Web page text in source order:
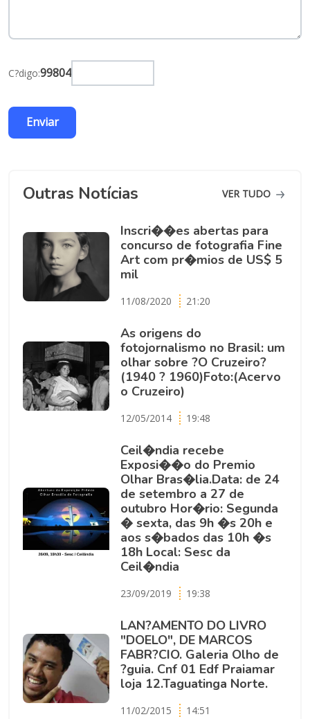
C?digo:99804
Outras Notícias VER TUDO
Inscri��es abertas para
concurso de fotografia Fine
Art com pr�mios de US$ 5
mil
11/08/2020 21:20
As origens do
fotojornalismo no Brasil: um
olhar sobre ?O Cruzeiro?
(1940 ? 1960)Foto:(Acervo
o Cruzeiro)
12/05/2014 19:48
Ceil�ndia recebe
Exposi��o do Premio
Olhar Bras�lia.Data: de 24
de setembro a 27 de
outubro Hor�rio: Segunda
� sexta, das 9h �s 20h e
aos s�bados das 10h �s
18h Local: Sesc da
Ceil�ndia
23/09/2019 19:38
LAN?AMENTO DO LIVRO
"DOELO", DE MARCOS
FABR?CIO. Galeria Olho de
?guia. Cnf 01 Edf Praiamar
loja 12.Taguatinga Norte.
11/02/2015 14:51